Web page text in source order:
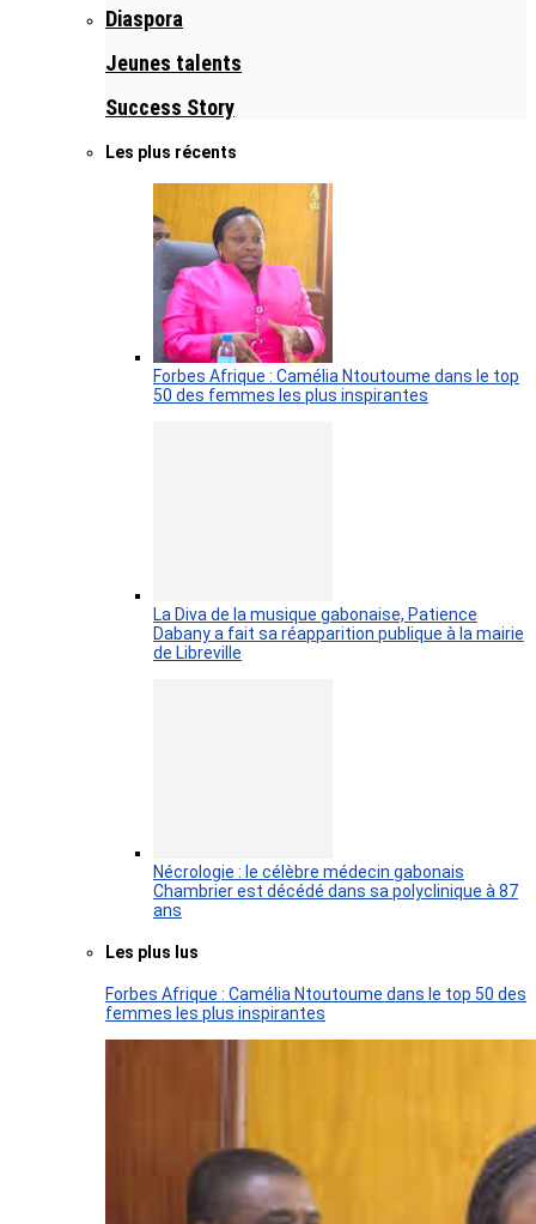
Diaspora
Jeunes talents
Success Story
Les plus récents
Forbes Afrique : Camélia Ntoutoume dans le top
50 des femmes les plus inspirantes
La Diva de la musique gabonaise, Patience
Dabany a fait sa réapparition publique à la mairie
de Libreville
Nécrologie : le célèbre médecin gabonais
Chambrier est décédé dans sa polyclinique à 87
ans
Les plus lus
Forbes Afrique : Camélia Ntoutoume dans le top 50 des
femmes les plus inspirantes